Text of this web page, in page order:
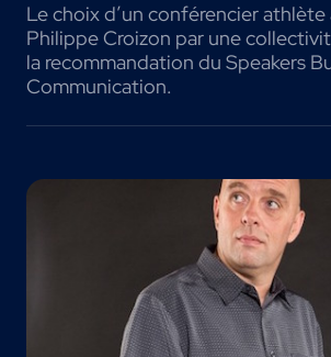
Le choix d’un conférencier
Philippe Croizon par une
la recommandation du Speakers
Communication.